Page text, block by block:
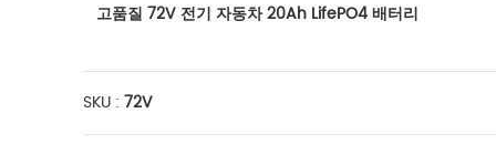
고품질 72V 전기 자동차 20Ah LifePO4 배터리
SKU : 72V